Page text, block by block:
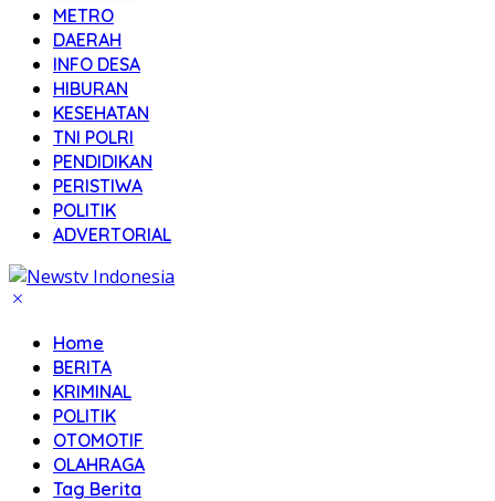
METRO
DAERAH
INFO DESA
HIBURAN
KESEHATAN
TNI POLRI
PENDIDIKAN
PERISTIWA
POLITIK
ADVERTORIAL
Home
BERITA
KRIMINAL
POLITIK
OTOMOTIF
OLAHRAGA
Tag Berita